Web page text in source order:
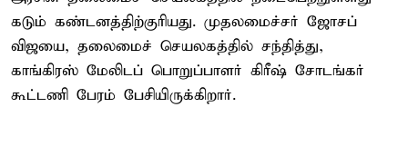
கடும் கண்டனத்திற்குரியது. முதலமைச்சர் ஜோசப்
விஜயை, தலைமைச் செயலகத்தில் சந்தித்து,
காங்கிரஸ் மேலிடப் பொறுப்பாளர் கிரீஷ் சோடங்கர்
கூட்டணி பேரம் பேசியிருக்கிறார்.